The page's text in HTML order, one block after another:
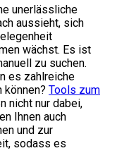
unerlässliche
aussieht, sich
wächst. Es ist
zu suchen.
es zahlreiche
Tools zum
nicht nur dabei,
Ihnen auch
und zur
sodass es